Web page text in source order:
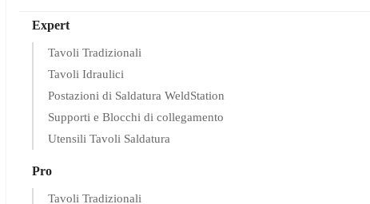
Expert
Tavoli Tradizionali
Tavoli Idraulici
Postazioni di Saldatura WeldStation
Supporti e Blocchi di collegamento
Utensili Tavoli Saldatura
Pro
Tavoli Tradizionali